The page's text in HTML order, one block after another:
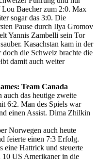
Lou Baecher zum 2:0. Max
sogar das 3:0. Die
Pause durch Ilya Gromov
Yannis Zambelli sein Tor
Kasachstan kam in der
die Schweiz brachte die
damit auch weiter
Team Canada
auch das heutige zweite
6:2. Man des Spiels war
einen Assist. Dima Zhilkin
Norwegen auch heute
feierte einen 7:3 Erfolg.
eine Hattrick und steuerte
10 US Amerikaner in die